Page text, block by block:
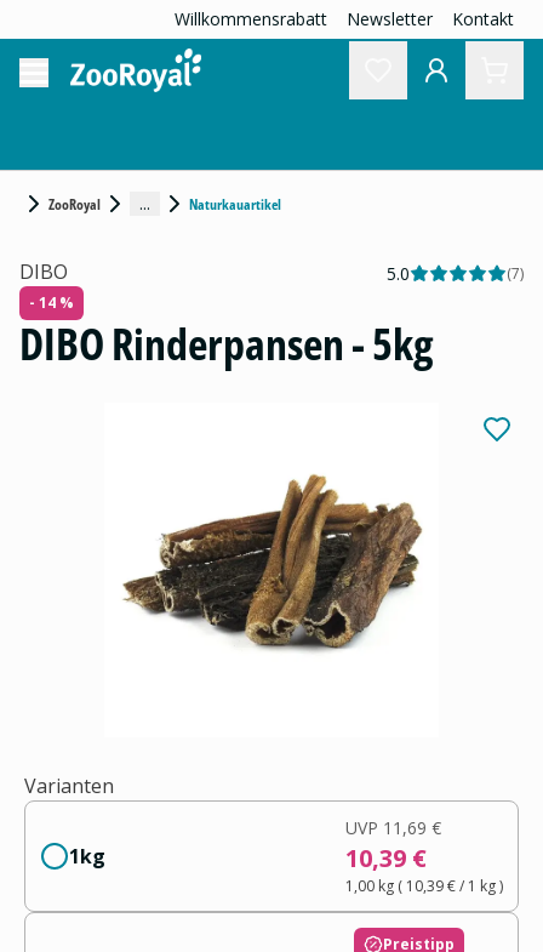
Willkommensrabatt Newsletter Kontakt
ZooRoyal ... Naturkauartikel
DIBO 5.0 (7)
- 14 %
DIBO Rinderpansen - 5kg
Varianten
1kg
UVP 11,69 €
10,39 €
1,00 kg( 10,39 €/ 1 kg)
Preistipp